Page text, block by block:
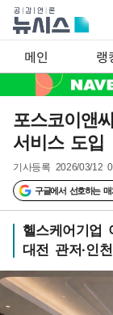
메인 랭
포스코이앤
서비스 도입
기사등록 2026/03/12
구글에서 선호하는
헬스케어기업
대전 관저·인